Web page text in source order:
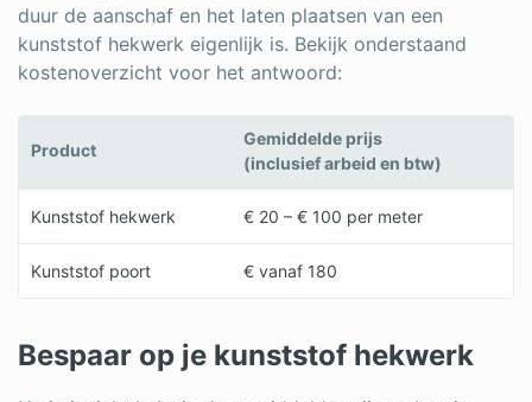
duur de aanschaf en het laten plaatsen van een
kunststof hekwerk eigenlijk is. Bekijk onderstaand
kostenoverzicht voor het antwoord:
Product
Gemiddelde prijs
(inclusief arbeid en btw)
Kunststof hekwerk € 20 – € 100 per meter
Kunststof poort € vanaf 180
Bespaar op je kunststof hekwerk